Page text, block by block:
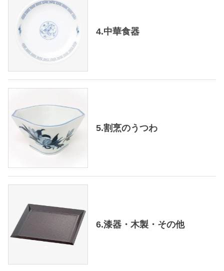
4.中華食器
5.割烹のうつわ
6.漆器・木製・その他